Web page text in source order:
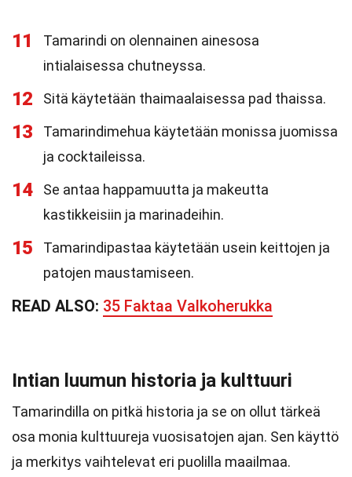
11
Tamarindi on olennainen ainesosa
intialaisessa chutneyssa.
12 Sitä käytetään thaimaalaisessa pad thaissa.
13
Tamarindimehua käytetään monissa juomissa
ja cocktaileissa.
14
Se antaa happamuutta ja makeutta
kastikkeisiin ja marinadeihin.
15
Tamarindipastaa käytetään usein keittojen ja
patojen maustamiseen.
READ ALSO: 35 Faktaa Valkoherukka
Intian luumun historia ja kulttuuri
Tamarindilla on pitkä historia ja se on ollut tärkeä
osa monia kulttuureja vuosisatojen ajan. Sen käyttö
ja merkitys vaihtelevat eri puolilla maailmaa.